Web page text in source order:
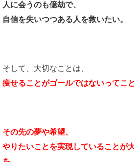
人に会うのも億劫で、
自信を失いつつある人を救いたい。
そして、大切なことは、
痩せることがゴールではないってこ
その先の夢や希望、
やりたいことを実現していることが